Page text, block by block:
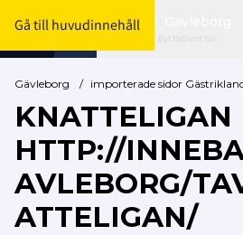
Gå till huvudinnehåll
Byt förbund här
Gävleborg / importerade sidor
KNATTELIGAN
HTTP://
AVLEBORG/
ATTELIGAN/